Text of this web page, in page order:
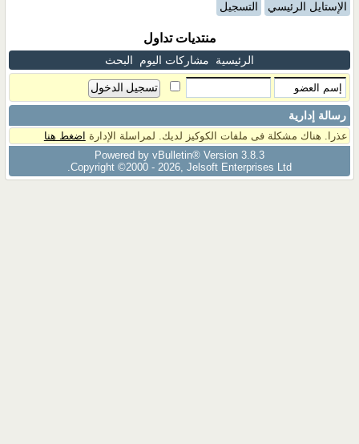
الإستايل الرئيسي التسجيل
منتديات تداول
الرئيسية مشاركات اليوم البحث
رسالة إدارية
عذرا. هناك مشكلة فى ملفات الكوكيز لديك. لمراسلة الإدارة اضغط هنا
Powered by vBulletin® Version 3.8.3
Copyright ©2000 - 2026, Jelsoft Enterprises Ltd.